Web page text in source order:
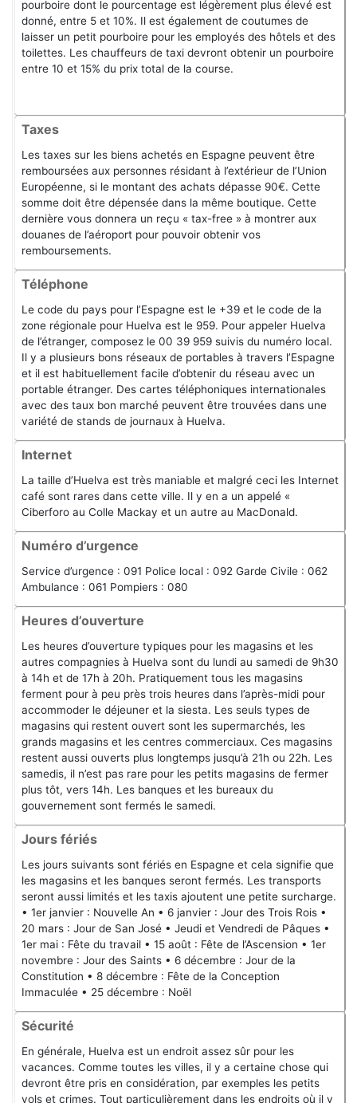
pourboire dont le pourcentage est légèrement plus élevé est
donné, entre 5 et 10%. Il est également de coutumes de
laisser un petit pourboire pour les employés des hôtels et des
toilettes. Les chauffeurs de taxi devront obtenir un pourboire
entre 10 et 15% du prix total de la course.
Taxes
Les taxes sur les biens achetés en Espagne peuvent être
remboursées aux personnes résidant à l’extérieur de l’Union
Européenne, si le montant des achats dépasse 90€. Cette
somme doit être dépensée dans la même boutique. Cette
dernière vous donnera un reçu « tax-free » à montrer aux
douanes de l’aéroport pour pouvoir obtenir vos
remboursements.
Téléphone
Le code du pays pour l’Espagne est le +39 et le code de la
zone régionale pour Huelva est le 959. Pour appeler Huelva
de l’étranger, composez le 00 39 959 suivis du numéro local.
Il y a plusieurs bons réseaux de portables à travers l’Espagne
et il est habituellement facile d’obtenir du réseau avec un
portable étranger. Des cartes téléphoniques internationales
avec des taux bon marché peuvent être trouvées dans une
variété de stands de journaux à Huelva.
Internet
La taille d’Huelva est très maniable et malgré ceci les Internet
café sont rares dans cette ville. Il y en a un appelé «
Ciberforo au Colle Mackay et un autre au MacDonald.
Numéro d’urgence
Service d’urgence : 091 Police local : 092 Garde Civile : 062
Ambulance : 061 Pompiers : 080
Heures d’ouverture
Les heures d’ouverture typiques pour les magasins et les
autres compagnies à Huelva sont du lundi au samedi de 9h30
à 14h et de 17h à 20h. Pratiquement tous les magasins
ferment pour à peu près trois heures dans l’après-midi pour
accommoder le déjeuner et la siesta. Les seuls types de
magasins qui restent ouvert sont les supermarchés, les
grands magasins et les centres commerciaux. Ces magasins
restent aussi ouverts plus longtemps jusqu’à 21h ou 22h. Les
samedis, il n’est pas rare pour les petits magasins de fermer
plus tôt, vers 14h. Les banques et les bureaux du
gouvernement sont fermés le samedi.
Jours fériés
Les jours suivants sont fériés en Espagne et cela signifie que
les magasins et les banques seront fermés. Les transports
seront aussi limités et les taxis ajoutent une petite surcharge.
• 1er janvier : Nouvelle An • 6 janvier : Jour des Trois Rois •
20 mars : Jour de San José • Jeudi et Vendredi de Pâques •
1er mai : Fête du travail • 15 août : Fête de l’Ascension • 1er
novembre : Jour des Saints • 6 décembre : Jour de la
Constitution • 8 décembre : Fête de la Conception
Immaculée • 25 décembre : Noël
Sécurité
En générale, Huelva est un endroit assez sûr pour les
vacances. Comme toutes les villes, il y a certaine chose qui
devront être pris en considération, par exemples les petits
vols et crimes. Tout particulièrement dans les endroits où il y